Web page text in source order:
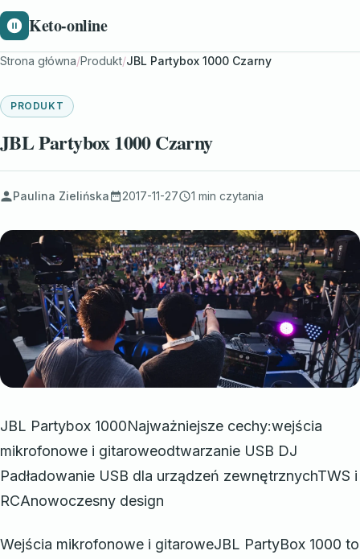
Keto-online
Strona główna/Produkt/JBL Partybox 1000 Czarny
PRODUKT
JBL Partybox 1000 Czarny
Paulina Zielińska 2017-11-27 1 min czytania
JBL Partybox 1000Najważniejsze cechy:wejścia
mikrofonowe i gitaroweodtwarzanie USB DJ
Padładowanie USB dla urządzeń zewnętrznychTWS i
RCAnowoczesny design
Wejścia mikrofonowe i gitaroweJBL PartyBox 1000 to